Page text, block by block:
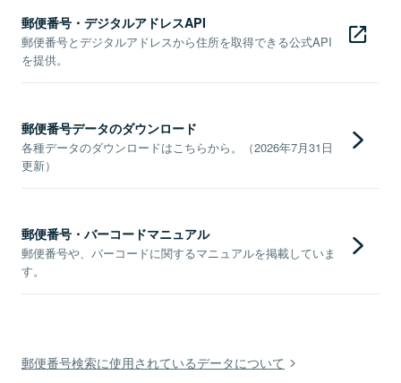
郵便番号・デジタルアドレスAPI
郵便番号とデジタルアドレスから住所を取得できる公式API
を提供。
郵便番号データのダウンロード
各種データのダウンロードはこちらから。（2026年7月31日
更新）
郵便番号・バーコードマニュアル
郵便番号や、バーコードに関するマニュアルを掲載していま
す。
郵便番号検索に使用されているデータについて